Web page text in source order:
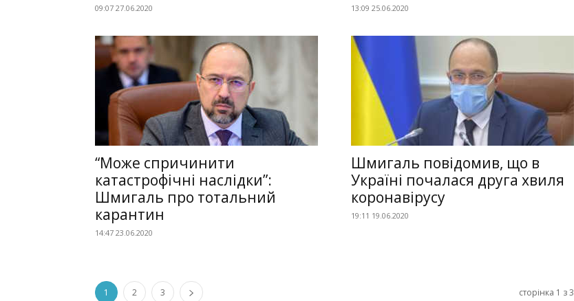
09:07 27.06.2020 13:09 25.06.2020
“Може спричинити
катастрофічні наслідки”:
Шмигаль про тотальний
карантин
14:47 23.06.2020
Шмигаль повідомив, що в
Україні почалася друга хвиля
коронавірусу
19:11 19.06.2020
1 2 3 сторінка 1 з 3